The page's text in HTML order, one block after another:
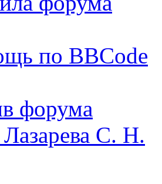
по BBCode
форума
С. Н.